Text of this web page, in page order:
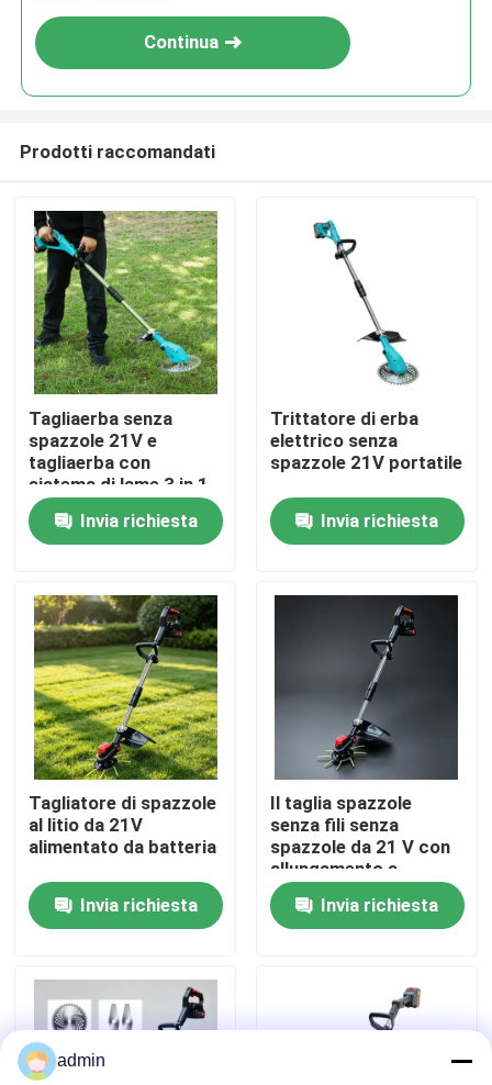
Invia
Casa.
Prodotti
Su di noi
display di fabbrica
Contattaci
Motosega della benzina
Mini Chainsaw tenuto in mano
motosega elettrica
Continua
Prodotti raccomandati
Tagliaerba senza
spazzole 21V e
tagliaerba con
sistema di lame 3 in 1
Invia richiesta
Trittatore di erba
elettrico senza
spazzole 21V portatile
Invia richiesta
Tagliatore di spazzole
al litio da 21V
alimentato da batteria
Invia richiesta
Il taglia spazzole
senza fili senza
spazzole da 21 V con
allungamento a
manico D consente di
guidare con una sola
mano, facilitando le
Invia richiesta
admin